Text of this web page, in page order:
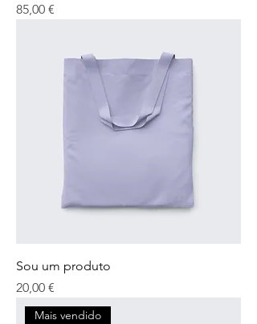
Preço
85,00 €
Sou um produto
Preço
20,00 €
Mais vendido